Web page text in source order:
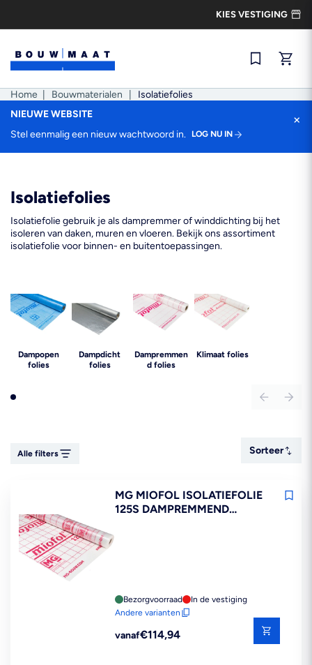
inhoud
KIES VESTIGING
Snel
Home Bouwmaterialen
Isolatiefolies
NIEUWE WEBSITE
Stel eenmalig een nieuw wachtwoord in.
LOG NU IN
×
Isolatiefolies
Isolatiefolie gebruik je als dampremmer of winddichting bij het
isoleren van daken, muren en vloeren. Bekijk ons assortiment
isolatiefolie voor binnen- en buitentoepassingen.
Dampopen
folies
Dampdicht
folies
Dampremmen
d folies
Klimaat folies
Alle filters
Sorteer
Sorteer
MG MIOFOL ISOLATIEFOLIE
125S DAMPREMMEND
Bezorgvoorraad
In de vestiging
Andere varianten
Reguliere
vanaf€114,94